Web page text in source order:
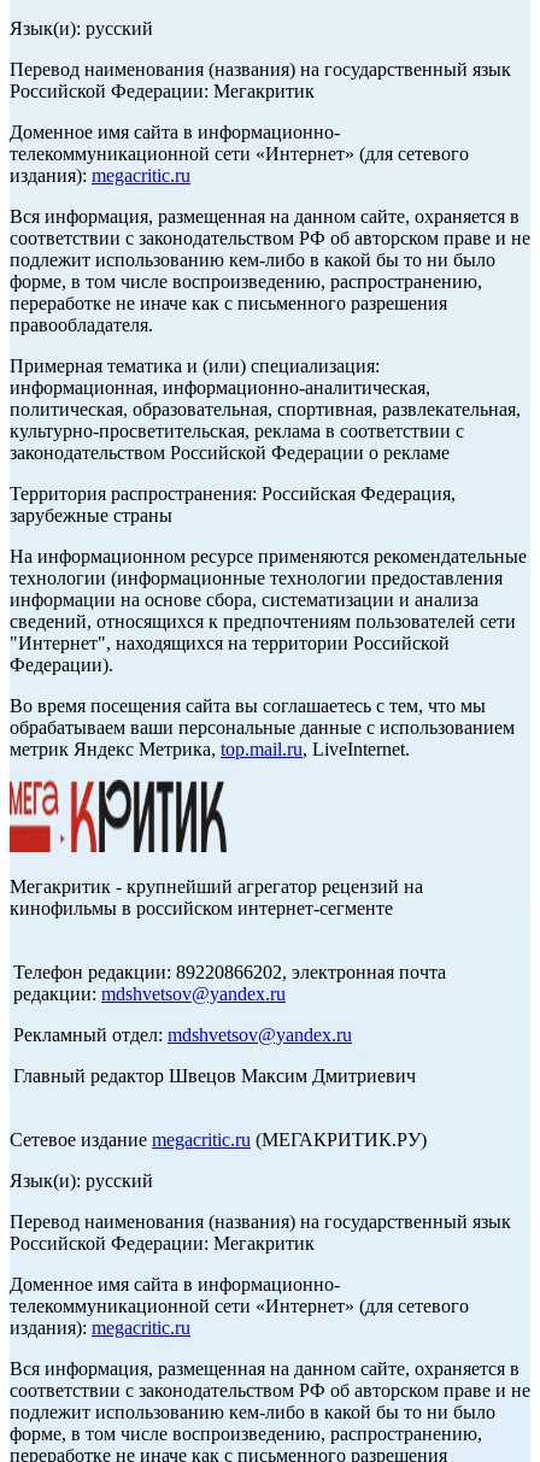
Язык(и): русский
Перевод наименования (названия) на государственный язык
Российской Федерации: Мегакритик
Доменное имя сайта в информационно-
телекоммуникационной сети «Интернет» (для сетевого
издания): megacritic.ru
Вся информация, размещенная на данном сайте, охраняется в
соответствии с законодательством РФ об авторском праве и не
подлежит использованию кем-либо в какой бы то ни было
форме, в том числе воспроизведению, распространению,
переработке не иначе как с письменного разрешения
правообладателя.
Примерная тематика и (или) специализация:
информационная, информационно-аналитическая,
политическая, образовательная, спортивная, развлекательная,
культурно-просветительская, реклама в соответствии с
законодательством Российской Федерации о рекламе
Территория распространения: Российская Федерация,
зарубежные страны
На информационном ресурсе применяются рекомендательные
технологии (информационные технологии предоставления
информации на основе сбора, систематизации и анализа
сведений, относящихся к предпочтениям пользователей сети
"Интернет", находящихся на территории Российской
Федерации).
Во время посещения сайта вы соглашаетесь с тем, что мы
обрабатываем ваши персональные данные с использованием
метрик Яндекс Метрика, top.mail.ru, LiveInternet.
Мегакритик - крупнейший агрегатор рецензий на
кинофильмы в российском интернет-сегменте
Телефон редакции: 89220866202, электронная почта
редакции: mdshvetsov@yandex.ru
Рекламный отдел: mdshvetsov@yandex.ru
Главный редактор Швецов Максим Дмитриевич
Сетевое издание megacritic.ru (МЕГАКРИТИК.РУ)
Язык(и): русский
Перевод наименования (названия) на государственный язык
Российской Федерации: Мегакритик
Доменное имя сайта в информационно-
телекоммуникационной сети «Интернет» (для сетевого
издания): megacritic.ru
Вся информация, размещенная на данном сайте, охраняется в
соответствии с законодательством РФ об авторском праве и не
подлежит использованию кем-либо в какой бы то ни было
форме, в том числе воспроизведению, распространению,
переработке не иначе как с письменного разрешения